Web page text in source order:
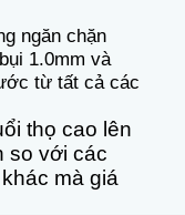
ngăn chặn
1.0mm và
từ tất cả các
thọ cao lên
so với các
mà giá